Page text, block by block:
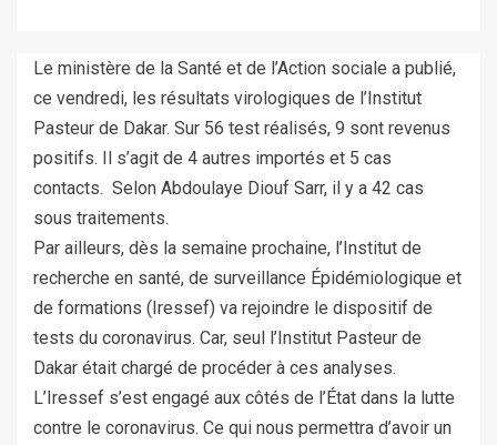
Le ministère de la Santé et de l’Action sociale a publié,
ce vendredi, les résultats virologiques de l’Institut
Pasteur de Dakar. Sur 56 test réalisés, 9 sont revenus
positifs. Il s’agit de 4 autres importés et 5 cas
contacts. Selon Abdoulaye Diouf Sarr, il y a 42 cas
sous traitements.
Par ailleurs, dès la semaine prochaine, l’Institut de
recherche en santé, de surveillance Épidémiologique et
de formations (Iressef) va rejoindre le dispositif de
tests du coronavirus. Car, seul l’Institut Pasteur de
Dakar était chargé de procéder à ces analyses.
L’Iressef s’est engagé aux côtés de l’État dans la lutte
contre le coronavirus. Ce qui nous permettra d’avoir un